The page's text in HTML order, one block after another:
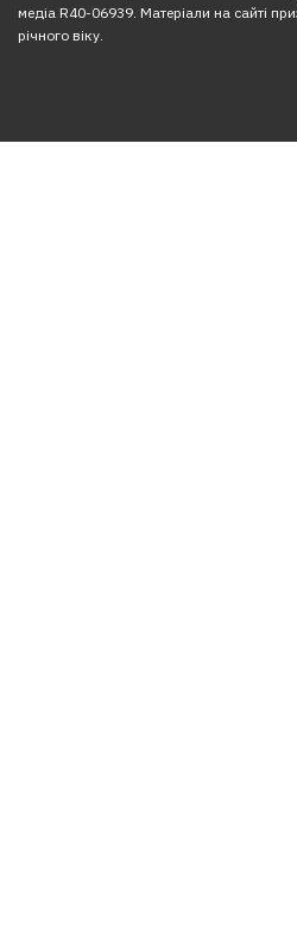
медіа R40-06939. Матеріали на сайті
річного віку.